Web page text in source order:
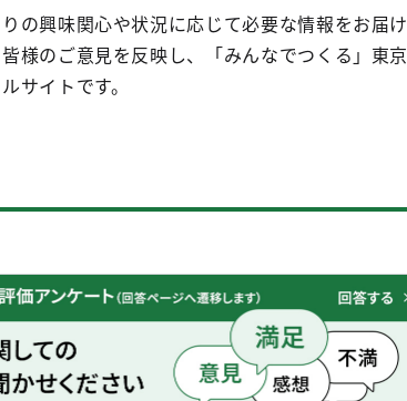
の興味関心や状況に応じて必要な情報をお届け
様のご意見を反映し、「みんなでつくる」東京
サイトです。